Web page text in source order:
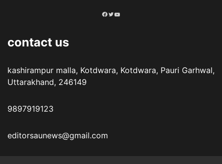
Facebook
Twitter
YouTube
contact us
kashirampur malla, Kotdwara, Kotdwara, Pauri Garhwal,
Uttarakhand, 246149
9897919123
editorsaunews@gmail.com